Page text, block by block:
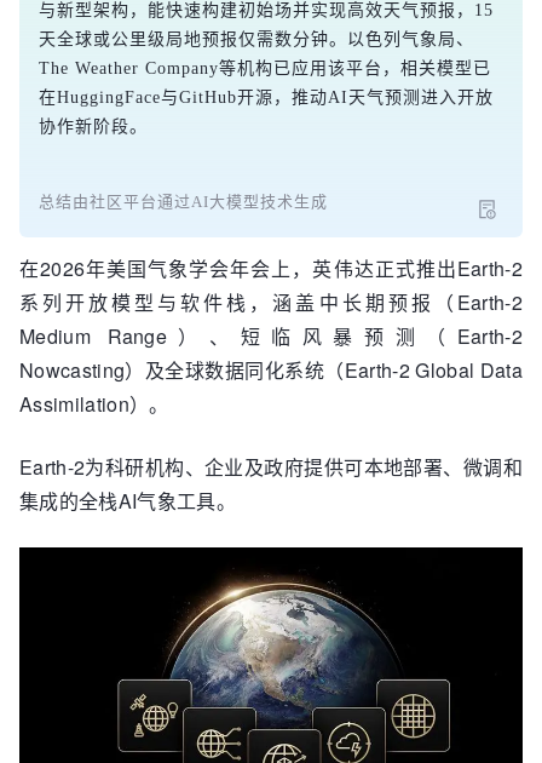
与新型架构，能快速构建初始场并实现高效天气预报，15
天全球或公里级局地预报仅需数分钟。以色列气象局、
The Weather Company等机构已应用该平台，相关模型已
在HuggingFace与GitHub开源，推动AI天气预测进入开放
协作新阶段。
总结由社区平台通过AI大模型技术生成
在2026年美国气象学会年会上，英伟达正式推出Earth-2
系列开放模型与软件栈，涵盖中长期预报（Earth-2
Medium Range）、短临风暴预测（Earth-2
Nowcasting）及全球数据同化系统（Earth-2 Global Data
Assimilation）。
Earth-2为科研机构、企业及政府提供可本地部署、微调和
集成的全栈AI气象工具。